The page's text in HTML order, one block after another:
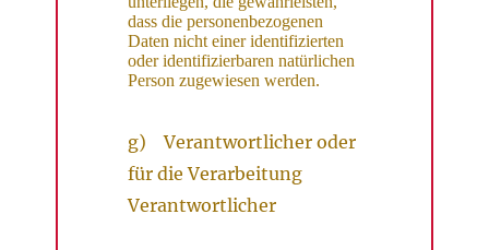
dass die personenbezogenen
Daten nicht einer identifizierten
oder identifizierbaren natürlichen
Person zugewiesen werden.
g) Verantwortlicher oder
für die Verarbeitung
Verantwortlicher